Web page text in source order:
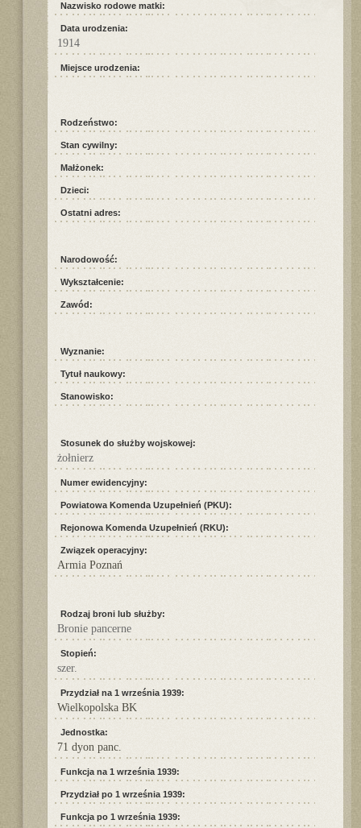
Nazwisko rodowe matki:
Data urodzenia:
1914
Miejsce urodzenia:
Rodzeństwo:
Stan cywilny:
Małżonek:
Dzieci:
Ostatni adres:
Narodowość:
Wykształcenie:
Zawód:
Wyznanie:
Tytuł naukowy:
Stanowisko:
Stosunek do służby wojskowej:
żołnierz
Numer ewidencyjny:
Powiatowa Komenda Uzupełnień (PKU):
Rejonowa Komenda Uzupełnień (RKU):
Związek operacyjny:
Armia Poznań
Rodzaj broni lub służby:
Bronie pancerne
Stopień:
szer.
Przydział na 1 września 1939:
Wielkopolska BK
Jednostka:
71 dyon panc.
Funkcja na 1 września 1939:
Przydział po 1 września 1939:
Funkcja po 1 września 1939: